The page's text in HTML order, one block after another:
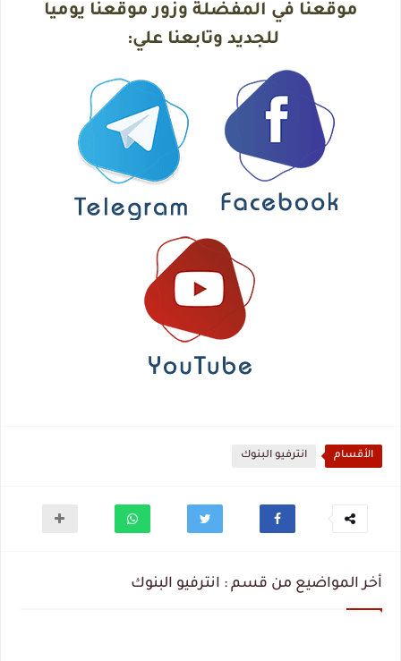
موقعنا في المفضلة وزور موقعنا يومياّ
للجديد وتابعنا علي:
الأقسام انترفيو البنوك
أخر المواضيع من قسم : انترفيو البنوك